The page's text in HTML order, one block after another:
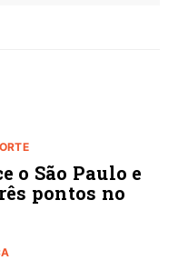
o São Paulo e
pontos no